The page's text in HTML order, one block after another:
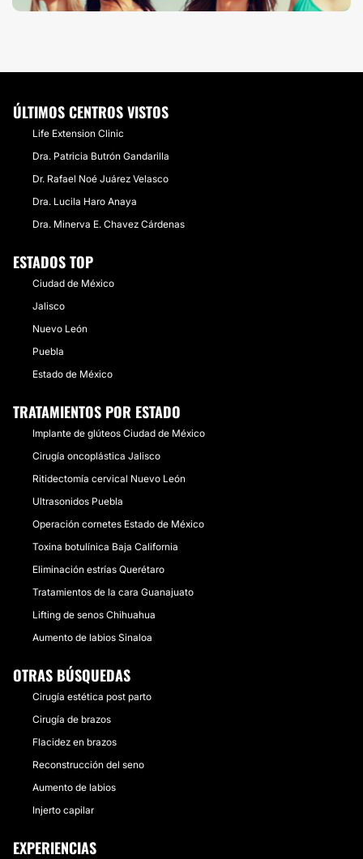
ÚLTIMOS CENTROS VISTOS
Life Extension Clinic
Dra. Patricia Butrón Gandarilla
Dr. Rafael Noé Juárez Velasco
Dra. Lucila Haro Anaya
Dra. Minerva E. Chavez Cárdenas
ESTADOS TOP
Ciudad de México
Jalisco
Nuevo León
Puebla
Estado de México
TRATAMIENTOS POR ESTADO
Implante de glúteos Ciudad de México
Cirugía oncoplástica Jalisco
Ritidectomía cervical Nuevo León
Ultrasonidos Puebla
Operación cornetes Estado de México
Toxina botulínica Baja California
Eliminación estrías Querétaro
Tratamientos de la cara Guanajuato
Lifting de senos Chihuahua
Aumento de labios Sinaloa
OTRAS BÚSQUEDAS
Cirugía estética post parto
Cirugía de brazos
Flacidez en brazos
Reconstrucción del seno
Aumento de labios
Injerto capilar
EXPERIENCIAS